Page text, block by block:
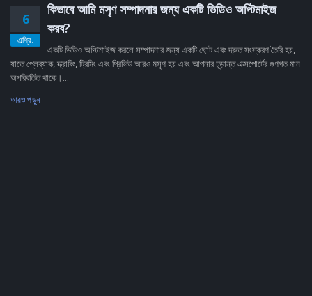
6
এপ্রি.
কিভাবে আমি মসৃণ সম্পাদনার জন্য একটি ভিডিও অপ্টিমাইজ
করব?
একটি ভিডিও অপ্টিমাইজ করলে সম্পাদনার জন্য একটি ছোট এবং দ্রুত সংস্করণ তৈরি হয়,
যাতে প্লেব্যাক, স্ক্রাবিং, ট্রিমিং এবং প্রিভিউ আরও মসৃণ হয় এবং আপনার চূড়ান্ত এক্সপোর্টের গুণগত মান
অপরিবর্তিত থাকে।...
আরও পড়ুন